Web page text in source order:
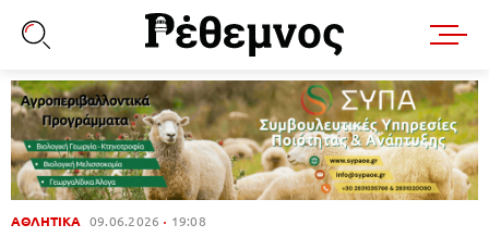
ΑΘΛΗΤΙΚΑ 09.06.2026 19:08